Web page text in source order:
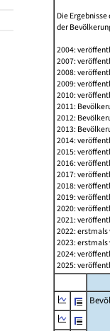
Die
der
2004:
2007:
2008:
2009:
2010:
2011:
2012:
2013:
2014:
2015:
2016:
2017:
2018:
2019:
2020:
2021:
2022:
2023:
2024:
2025: